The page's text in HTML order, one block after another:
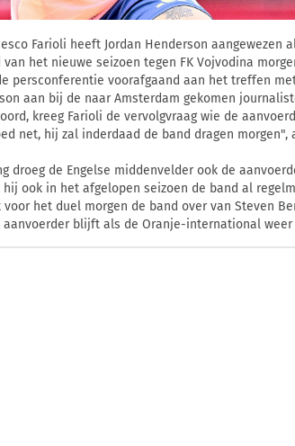
Farioli heeft Jordan Henderson aangewezen
het nieuwe seizoen tegen FK Vojvodina
persconferentie voorafgaand aan het treffen
aan bij de naar Amsterdam gekomen
kreeg Farioli de vervolgvraag wie de
net, hij zal inderdaad de band dragen
droeg de Engelse middenvelder ook de
hij ook in het afgelopen seizoen de band al
voor het duel morgen de band over van Steven
aanvoerder blijft als de Oranje-international